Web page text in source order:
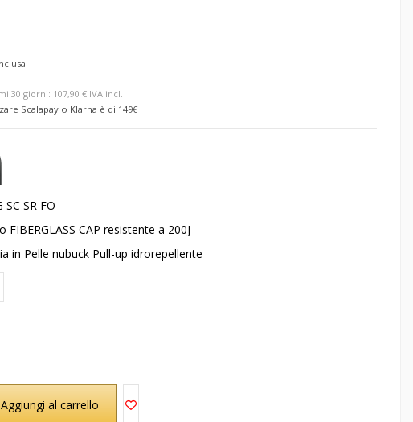
30 giorni: 107,90 € IVA incl.
Scalapay o Klarna è di 149€
SC SR FO
FIBERGLASS CAP resistente a 200J
in Pelle nubuck Pull-up idrorepellente
Aggiungi al carrello